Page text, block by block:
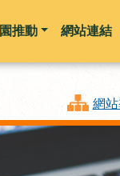
推動 網站連結
網